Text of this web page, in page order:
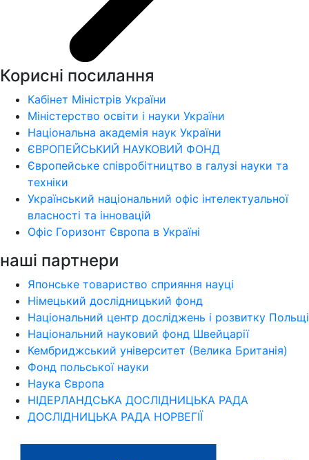
Корисні посилання
Кабінет Міністрів України
Міністерство освіти і науки України
Національна академія наук України
ЄВРОПЕЙСЬКИЙ НАУКОВИЙ ФОНД
Європейське співробітництво в галузі науки та
техніки
Український національний офіс інтелектуальної
власності та інновацій
Офіс Горизонт Європа в Україні
наші партнери
Японське товариство сприяння науці
Німецький дослідницький фонд
Національний центр досліджень і розвитку Польщі
Національний науковий фонд Швейцарії
Кембриджський університет (Велика Британія)
Фонд польської науки
Наука Європа
НІДЕРЛАНДСЬКА ДОСЛІДНИЦЬКА РАДА
ДОСЛІДНИЦЬКА РАДА НОРВЕГІЇ